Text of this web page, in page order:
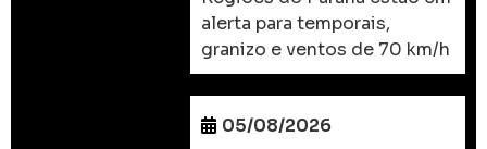
alerta para temporais,
granizo e ventos de 70 km/h
05/08/2026